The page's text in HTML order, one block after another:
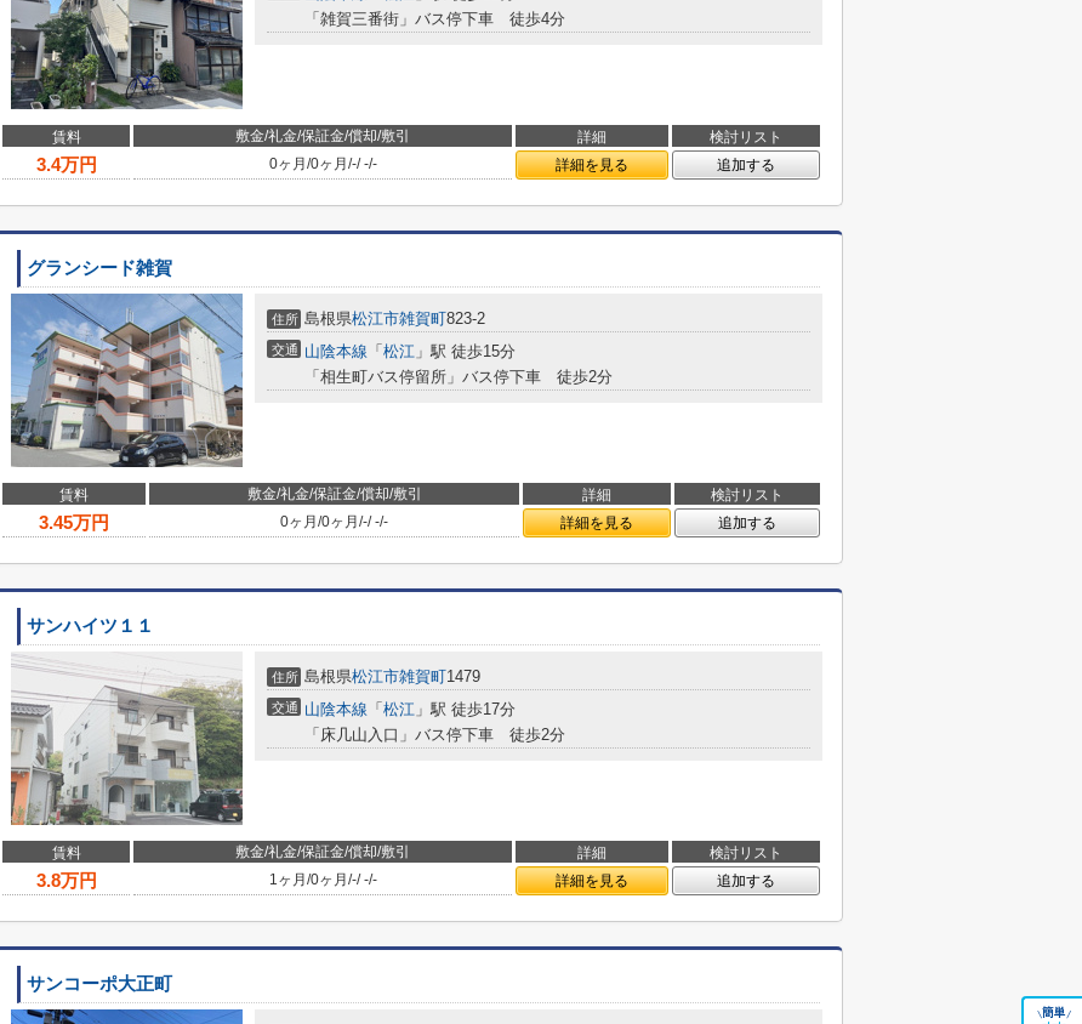
「雑賀三番街」バス停下車 徒歩4分
賃料 敷金/礼金/保証金/償却/敷引 詳細 検討リスト
3.4万円 0ヶ月 /0ヶ月 /-/-/- 詳細を見る 追加する
グランシード雑賀
住所 島根県松江市雑賀町823-2
交通 山陰本線 「 松江 」駅 徒歩15分
「相生町バス停留所」バス停下車 徒歩2分
賃料 敷金/礼金/保証金/償却/敷引 詳細 検討リスト
3.45万円 0ヶ月 /0ヶ月 /-/-/- 詳細を見る 追加する
サンハイツ１１
住所 島根県松江市雑賀町1479
交通 山陰本線 「 松江 」駅 徒歩17分
「床几山入口」バス停下車 徒歩2分
賃料 敷金/礼金/保証金/償却/敷引 詳細 検討リスト
3.8万円 1ヶ月 /0ヶ月 /-/-/- 詳細を見る 追加する
サンコーポ大正町
\簡単/